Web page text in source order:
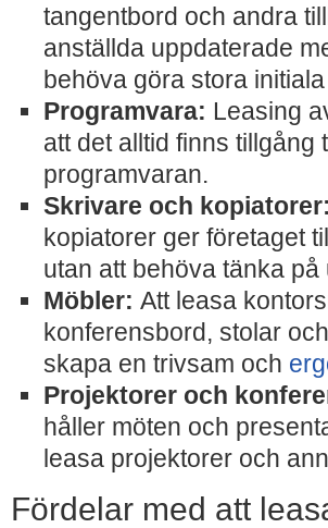
tangentbord och andra
anställda uppdaterade
behöva göra stora
Programvara: Leasing
att det alltid finns
programvaran.
Skrivare och kopiatorer:
kopiatorer ger företaget
utan att behöva tänka
Möbler: Att leasa
konferensbord, stolar
skapa en trivsam och
Projektorer och
håller möten och
leasa projektorer och
Fördelar med att